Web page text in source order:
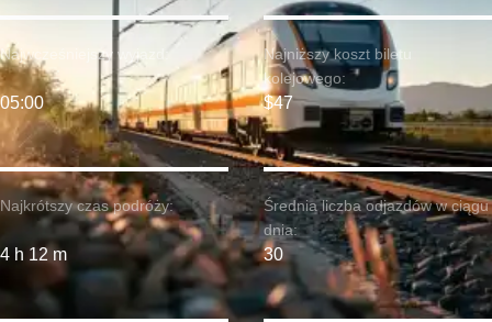
Najkrótszy czas podróży:
4 h 12 m
Najwcześniejszy wyjazd:
05:00
Najniższy koszt biletu
kolejowego:
$47
Średnia liczba odjazdów w ciągu
dnia:
30